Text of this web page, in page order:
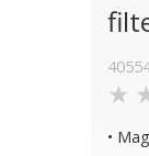
★
•